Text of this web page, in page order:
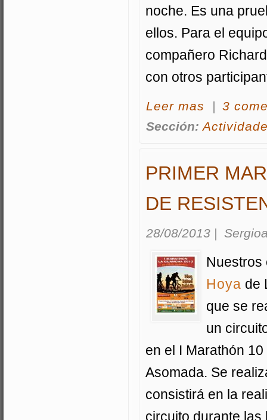
noche. Es una
ellos. Para el
compañero
con otros
Leer mas acerca La
| 3
Sección:
PRIMER
DE
28/08/2013 |
Hoya de
que se
un
en el I Marathón
Asomada. Se
consistirá en la
circuito durante